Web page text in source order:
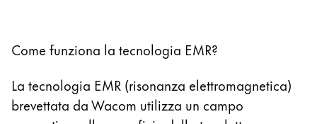
12.4 Zoll Galaxy Tab S12+
14.6 Zoll Galaxy Tab S12 Ultra
10.9 Zoll Galaxy Tab S10 FE
12.4 Zoll Galaxy Tab S10+
13.1 Zoll Galaxy Tab S10 FE+
Come funziona la tecnologia EMR?
La tecnologia EMR (risonanza elettromagnetica)
brevettata da Wacom utilizza un campo